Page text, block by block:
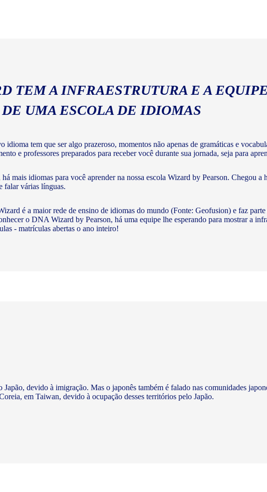
TEM A INFRAESTRUTURA E A
DE UMA ESCOLA DE IDIOMAS
idioma tem que ser algo prazeroso, momentos não apenas de gramáticas e
e professores preparados para receber você durante sua jornada, seja para
mais idiomas para você aprender na nossa escola Wizard by Pearson. Chegou a
falar várias línguas.
é a maior rede de ensino de idiomas do mundo (Fonte: Geofusion) e faz
o DNA Wizard by Pearson, há uma equipe lhe esperando para mostrar a
- matrículas abertas o ano inteiro!
devido à imigração. Mas o japonês também é falado nas comunidades
em Taiwan, devido à ocupação desses territórios pelo Japão.